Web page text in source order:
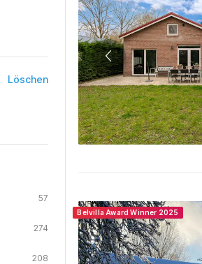
Löschen
57
274
208
Belvilla Award Winner 2025